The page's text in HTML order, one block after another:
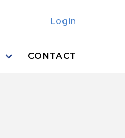
Login
CONTACT